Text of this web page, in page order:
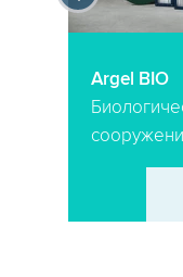
Argel BIO